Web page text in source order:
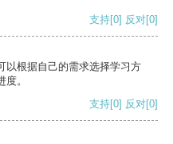
支持[0] 反对[0]
以根据自己的需求选择学习方
。
支持[0] 反对[0]